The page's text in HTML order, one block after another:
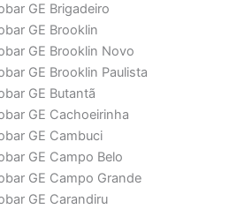
GE Brigadeiro
GE Brooklin
GE Brooklin Novo
GE Brooklin Paulista
GE Butantã
GE Cachoeirinha
GE Cambuci
GE Campo Belo
GE Campo Grande
GE Carandiru